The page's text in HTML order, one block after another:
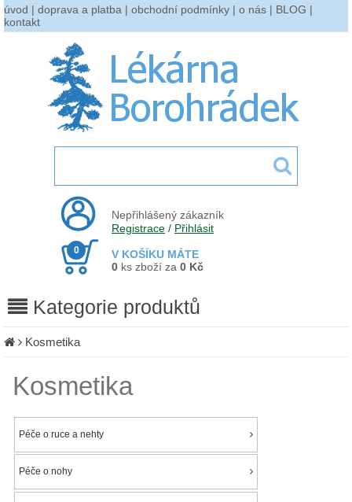
úvod | doprava a platba | obchodní podmínky | o nás | BLOG |
kontakt
Nepřihlášený zákazník
Registrace / Přihlásit
V KOŠÍKU MÁTE
0
0 ks zboží za 0 Kč
Kategorie produktů
Kosmetika
Kosmetika
Péče o ruce a nehty
Péče o nohy